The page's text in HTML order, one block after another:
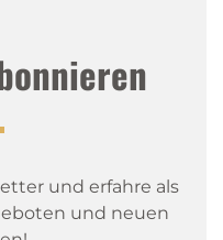
und erfahre als
und neuen